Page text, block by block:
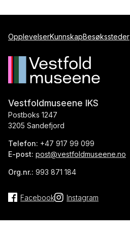
OpplevelserKunnskapBesøkssteder
Vestfoldmuseene IKS
Postboks 1247
3205 Sandefjord
Telefon: +47 917 99 099
E-post: post@vestfoldmuseene.no
Org.nr.: 993 871 184
Facebook Instagram